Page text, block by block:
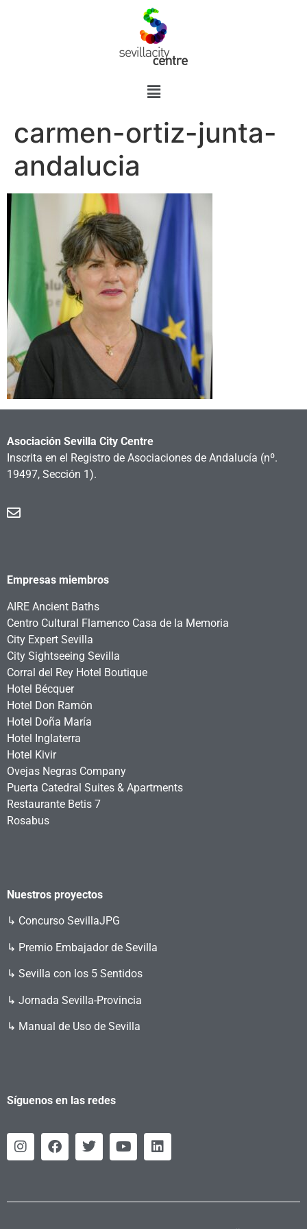
carmen-ortiz-junta-
andalucia
Asociación Sevilla City Centre
Inscrita en el Registro de Asociaciones de Andalucía (nº.
19497, Sección 1).
Empresas miembros
AIRE Ancient Baths
Centro Cultural Flamenco Casa de la Memoria
City Expert Sevilla
City Sightseeing Sevilla
Corral del Rey Hotel Boutique
Hotel Bécquer
Hotel Don Ramón
Hotel Doña María
Hotel Inglaterra
Hotel Kivir
Ovejas Negras Company
Puerta Catedral Suites & Apartments
Restaurante Betis 7
Rosabus
Nuestros proyectos
↳ Concurso SevillaJPG
↳ Premio Embajador de Sevilla
↳ Sevilla con los 5 Sentidos
↳ Jornada Sevilla-Provincia
↳ Manual de Uso de Sevilla
Síguenos en las redes